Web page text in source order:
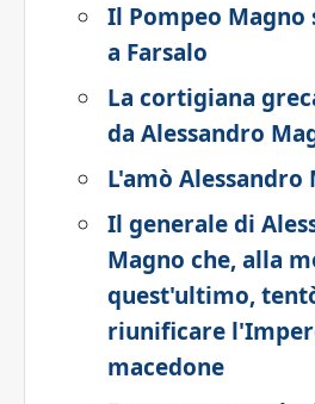
Il Pompeo
a Farsalo
La cortigiana
da Alessandro
L'amò Alessandro
Il generale di
Magno che, alla
quest'ultimo,
riunificare
macedone